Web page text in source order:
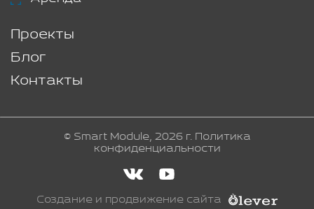
Проекты
Блог
Контакты
© Smart Module, 2026 г. Политика
конфиденциальности
Создание и продвижение сайта